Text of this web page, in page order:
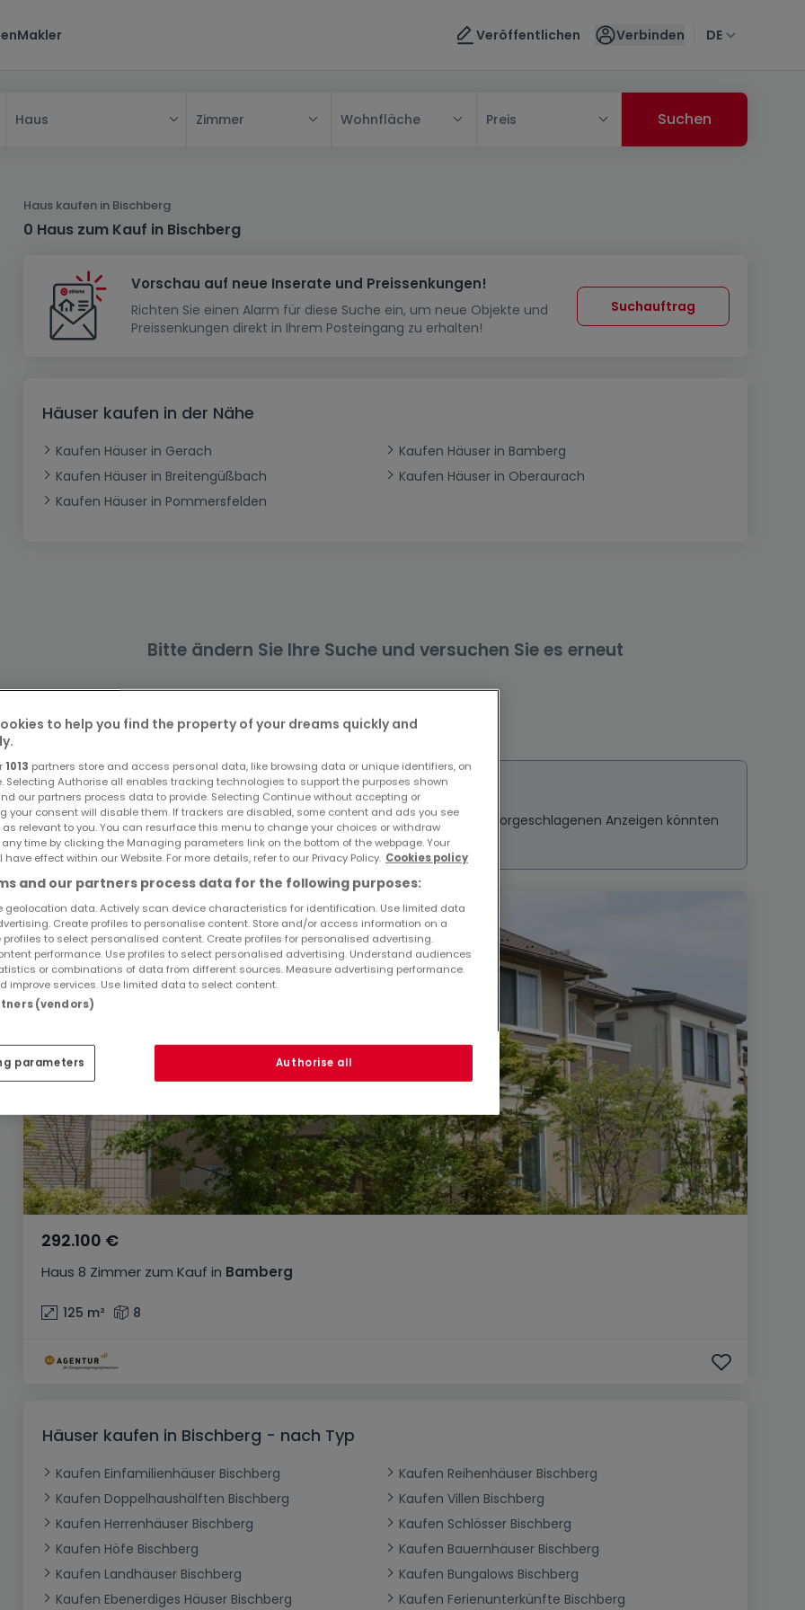
Makler Veröffentlichen Verbinden DE
Haus
Haus
Reihenhaus
Doppelhaushälfte
Schloss
Hof
Bauernhaus
Landhaus
Wohnung
Schlafzimmer
1-Zimmer-Apartment
Dreigeschossige Wohnung
Loft
Dachgeschoss
Erdgeschoss
Wohnanlage
Wohnsiedlung
Haus bauen
Musterhaus
Renditeobjekt
Kein Bauland
Gewerbliches Grundstück
Garage - Parkplatz
Carport
Garage
Büro
Büro
Gewerbe
Ladenfläche
Geschäft
Zimmer Wohnfläche Preis
Haus kaufen in Bischberg
0 Haus zum Kauf in Bischberg
Vorschau auf neue Inserate und Preissenkungen!
Richten Sie einen Alarm für diese Suche ein, um neue Objekte und
Preissenkungen direkt in Ihrem Posteingang zu erhalten!
Suchauftrag
Häuser kaufen in der Nähe
Kaufen Häuser in Gerach
Kaufen Häuser in Bamberg
Kaufen Häuser in Breitengüßbach
Kaufen Häuser in Oberaurach
Kaufen Häuser in Pommersfelden
Bitte ändern Sie Ihre Suche und versuchen Sie es erneut
Ähnliche Immobilien in der Nähe
Sie haben keine Immobilien gefunden, die Sie interessieren? Diese vorgeschlagenen Anzeigen könnten
Sie interessieren.
Haus 8 Zimmer zum Kauf in Bamberg
292.100 €
125 m² 8
Häuser kaufen in Bischberg - nach Typ
Kaufen Einfamilienhäuser Bischberg
Kaufen Reihenhäuser Bischberg
Kaufen Doppelhaushälften Bischberg
Kaufen Villen Bischberg
Kaufen Herrenhäuser Bischberg
Kaufen Schlösser Bischberg
Kaufen Höfe Bischberg
Kaufen Bauernhäuser Bischberg
Kaufen Landhäuser Bischberg
Kaufen Bungalows Bischberg
Kaufen Ebenerdiges Häuser Bischberg
Kaufen Ferienunterkünfte Bischberg
to help you find the property of your dreams quickly and
1013 partners store and access personal data, like browsing data or unique identifiers, on
Selecting Authorise all enables tracking technologies to support the purposes shown
our partners process data to provide. Selecting Continue without accepting or
your consent will disable them. If trackers are disabled, some content and ads you see
as relevant to you. You can resurface this menu to change your choices or withdraw
time by clicking the Managing parameters link on the bottom of the webpage. Your
have effect within our Website. For more details, refer to our Privacy Policy. Cookies policy
and our partners process data for the following purposes:
geolocation data. Actively scan device characteristics for identification. Use limited data
Create profiles to personalise content. Store and/or access information on a
profiles to select personalised content. Create profiles for personalised advertising.
performance. Use profiles to select personalised advertising. Understand audiences
or combinations of data from different sources. Measure advertising performance.
improve services. Use limited data to select content.
(vendors)
parameters Authorise all